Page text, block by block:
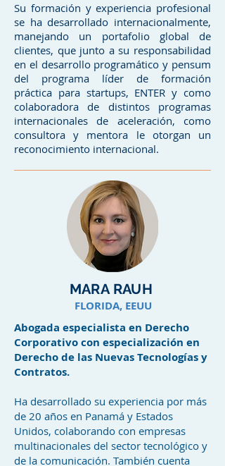
Su formación y experiencia profesional
se ha desarrollado internacionalmente,
manejando un portafolio global de
clientes, que junto a su responsabilidad
en el desarrollo programático y pensum
del programa líder de formación
práctica para startups, ENTER y como
colaboradora de distintos programas
internacionales de aceleración, como
consultora y mentora le otorgan un
reconocimiento internacional.
MARA RAUH
FLORIDA, EEUU
Abogada especialista en Derecho
Corporativo con especialización en
Derecho de las Nuevas Tecnologías y
Contratos.
Ha desarrollado su experiencia por más
de 20 años en Panamá y Estados
Unidos, colaborando con empresas
multinacionales del sector tecnológico y
de la comunicación. También cuenta